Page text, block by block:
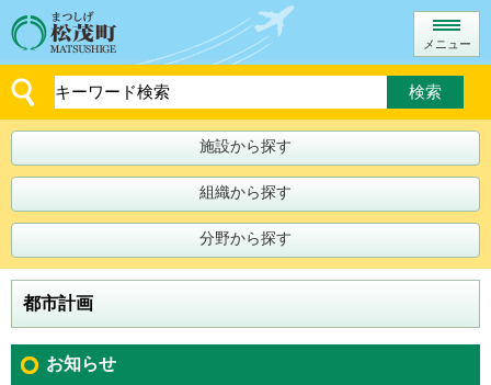
メニュー
施設から探す
組織から探す
分野から探す
都市計画
お知らせ